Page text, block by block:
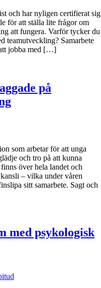
och har nyligen certifierat sig
för att ställa lite frågor om
att fungera. Varför tycker du
teamutveckling? Samarbete
jobba med […]
på
som arbetar för att unga
och tro på att kunna
över hela landet och
– vilka under våren
sitt samarbete. Sagt och
med psykologisk